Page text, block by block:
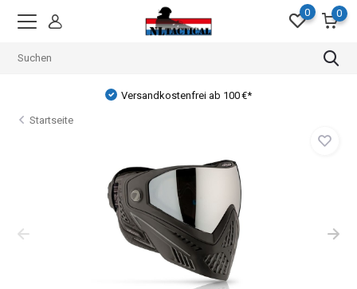
0 0
Versandkostenfrei ab 100 €*
Startseite